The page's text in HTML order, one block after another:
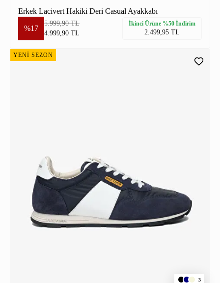
Erkek Lacivert Hakiki Deri Casual Ayakkabı
%17
5.999,90 TL
4.999,90 TL
İkinci Ürüne %50 İndirim
2.499,95 TL
YENİ SEZON
3